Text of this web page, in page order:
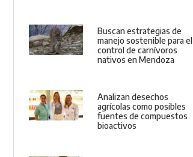
Buscan estrategias de
manejo sostenible para el
control de carnívoros
nativos en Mendoza
Analizan desechos
agrícolas como posibles
fuentes de compuestos
bioactivos